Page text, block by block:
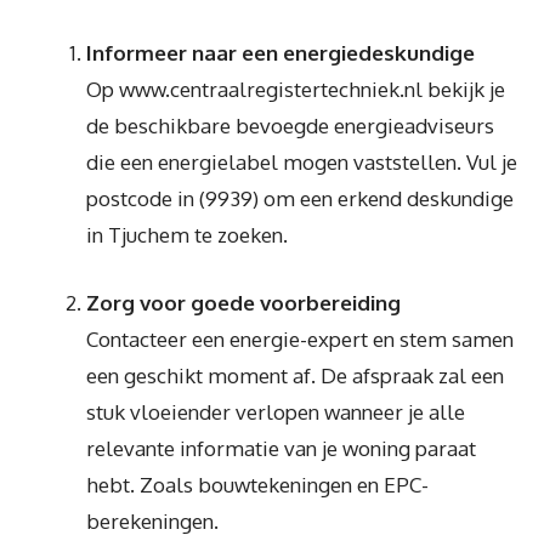
Informeer naar een energiedeskundige
Op www.centraalregistertechniek.nl bekijk je
de beschikbare bevoegde energieadviseurs
die een energielabel mogen vaststellen. Vul je
postcode in (9939) om een erkend deskundige
in Tjuchem te zoeken.
Zorg voor goede voorbereiding
Contacteer een energie-expert en stem samen
een geschikt moment af. De afspraak zal een
stuk vloeiender verlopen wanneer je alle
relevante informatie van je woning paraat
hebt. Zoals bouwtekeningen en EPC-
berekeningen.